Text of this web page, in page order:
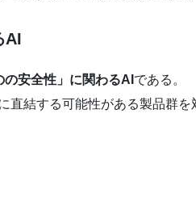
AI
の安全性」に関わるAI である。
直結する可能性がある製品群